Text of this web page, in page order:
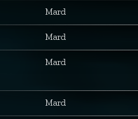
Mard
Mard
Mard
Mard